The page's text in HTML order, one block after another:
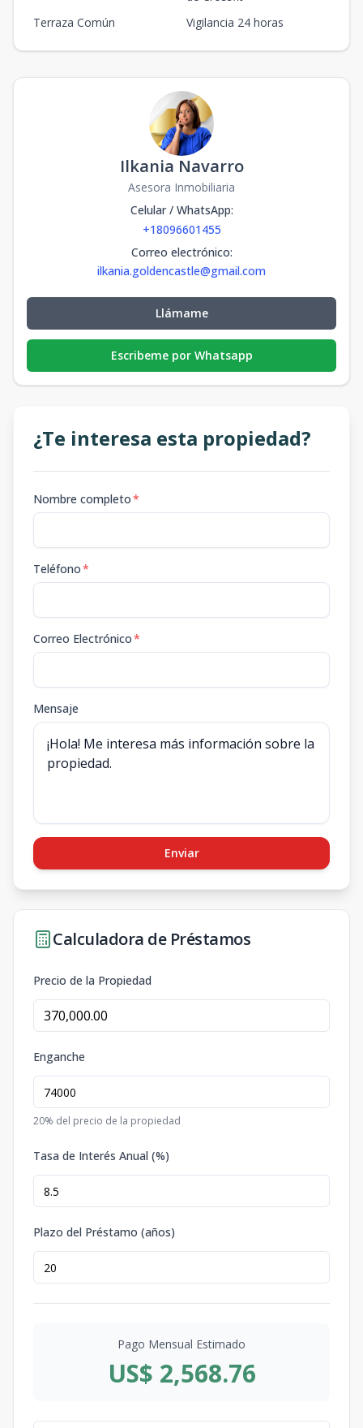
Terraza Común
Vigilancia 24 horas
Ilkania Navarro
Asesora Inmobiliaria
Celular / WhatsApp:
+18096601455
Correo electrónico:
ilkania.goldencastle@gmail.com
Llámame
Escribeme por Whatsapp
¿Te interesa esta propiedad?
Nombre completo*
Teléfono*
Correo Electrónico*
Mensaje
Enviar
Calculadora de Préstamos
Precio de la Propiedad
Enganche
20% del precio de la propiedad
Tasa de Interés Anual (%)
Plazo del Préstamo (años)
Pago Mensual Estimado
US$ 2,568.76